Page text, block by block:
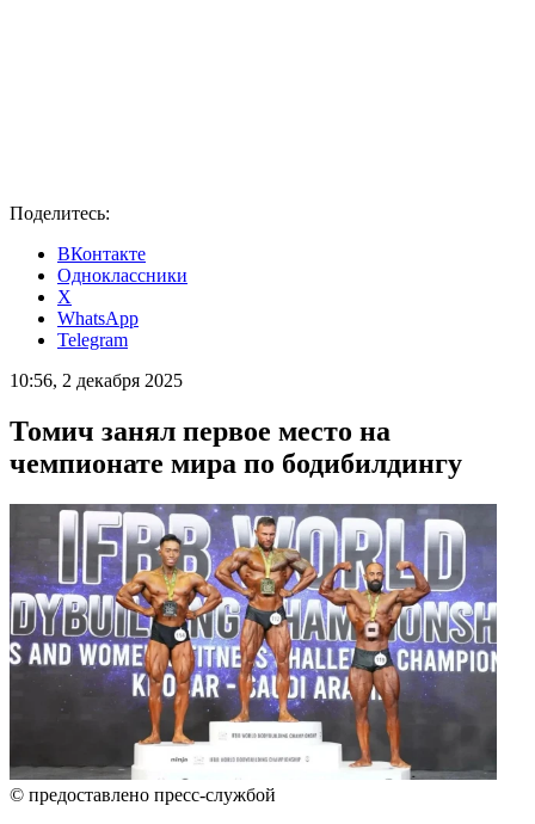
Поделитесь:
ВКонтакте
Одноклассники
X
WhatsApp
Telegram
10:56, 2 декабря 2025
Томич занял первое место на
чемпионате мира по бодибилдингу
© предоставлено пресс-службой